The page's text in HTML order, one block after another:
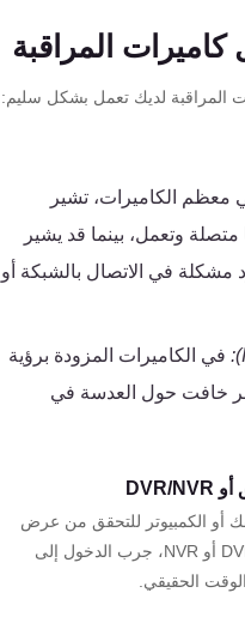
المراقبة
لديك تعمل بشكل سليم:
الكاميرات، تشير
متصلة وتعمل، بينما قد يشير
في الاتصال بالشبكة أو
في الكاميرات المزودة برؤية
خافت حول العدسة في
أو الكمبيوتر للتحقق من عرض
البث المباشر. إذا كنت تستخدم نظام DVR أو NVR، جرب الدخول إلى
الحقيقي.